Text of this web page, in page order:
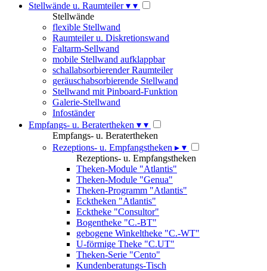
Stellwände u. Raumteiler▾ ▾
Stellwände
flexible Stellwand
Raumteiler u. Diskretionswand
Faltarm-Sellwand
mobile Stellwand aufklappbar
schallabsorbierender Raumteiler
geräuschabsorbierende Stellwand
Stellwand mit Pinboard-Funktion
Galerie-Stellwand
Infoständer
Empfangs- u. Beratertheken ▾ ▾
Empfangs- u. Beratertheken
Rezeptions- u. Empfangstheken ▸ ▾
Rezeptions- u. Empfangstheken
Theken-Module "Atlantis"
Theken-Module "Genua"
Theken-Programm "Atlantis"
Ecktheken "Atlantis"
Ecktheke "Consultor"
Bogentheke "C.-BT"
gebogene Winkeltheke "C.-WT"
U-förmige Theke "C.UT"
Theken-Serie "Cento"
Kundenberatungs-Tisch